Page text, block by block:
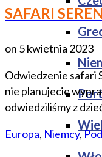
SAFARI
on 5 kwietnia 2023
Odwiedzenie safari
nie planujecie
odwiedziliśmy z
Europa, Niemcy,